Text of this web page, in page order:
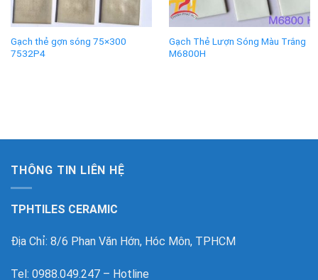
Gạch thẻ gợn sóng 75×300
7532P4
Gạch Thẻ Lượn Sóng Màu Trắng
M6800H
THÔNG TIN LIÊN HỆ
TPHTILES CERAMIC
Địa Chỉ: 8/6 Phan Văn Hớn, Hóc Môn, TPHCM
Tel: 0988.049.247 – Hotline